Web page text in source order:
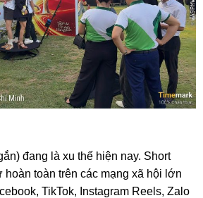
đang là xu thế hiện nay. Short
hoàn toàn trên các mạng xã hội lớn
TikTok, Instagram Reels, Zalo